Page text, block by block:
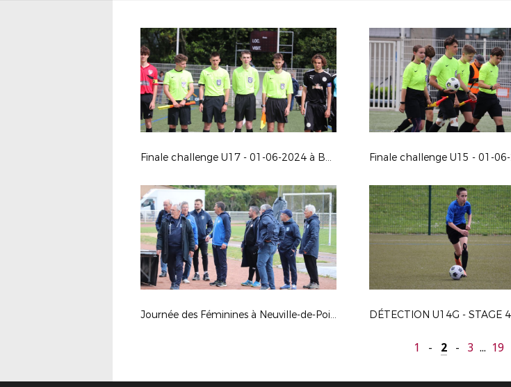
Finale challenge U17 - 01-06-2024 à Buxerolles
Journée des Féminines à Neuville-de-Poitou // 27.04.2024
1 - 2 - 3 ... 19